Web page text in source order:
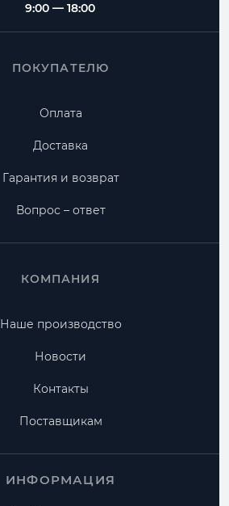
9:00 — 18:00
ПОКУПАТЕЛЮ
Оплата
Доставка
Гарантия и возврат
Вопрос – ответ
КОМПАНИЯ
Наше производство
Новости
Контакты
Поставщикам
ИНФОРМАЦИЯ